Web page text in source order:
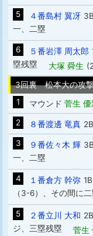
5
４番島村 翼冴
一、二塁
6 ５番岩澤 周太郎
塁残塁 大塚 舜生
3回裏 松本大の攻
1
マウンド 菅生 優
2
８番渡邊 竜真
3
９番佐々木 輝
一、二塁
4 １番倉方 幹弥
（3-6）、その間に
5 ２番立川 大和
ジ、三塁残塁 菅生